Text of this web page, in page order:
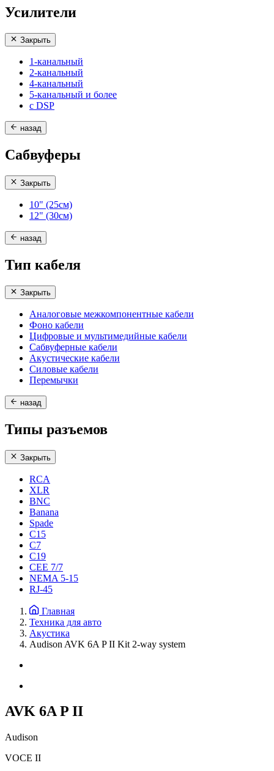
Усилители
Закрыть
1-канальный
2-канальный
4-канальный
5-канальный и более
с DSP
назад
Сабвуферы
Закрыть
10" (25см)
12" (30см)
назад
Тип кабеля
Закрыть
Аналоговые межкомпонентные кабели
Фоно кабели
Цифровые и мультимедийные кабели
Сабвуферные кабели
Акустические кабели
Силовые кабели
Перемычки
назад
Типы разъемов
Закрыть
RCA
XLR
BNC
Banana
Spade
C15
С7
C19
CEE 7/7
NEMA 5-15
RJ-45
Главная
Техника для авто
Акустика
Audison AVK 6A P II Kit 2-way system
AVK 6A P II
Audison
VOCE II